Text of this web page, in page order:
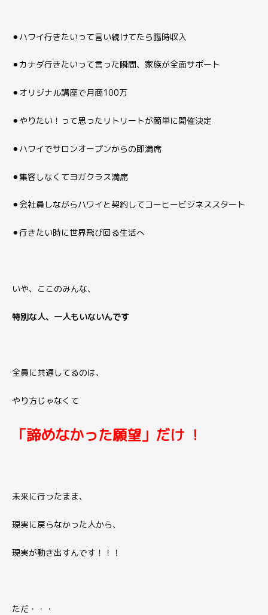
⚫︎ハワイ行きたいって言い続けてたら臨時収入
⚫︎カナダ行きたいって言った瞬間、家族が全面サポート
⚫︎オリジナル講座で月商100万
⚫︎やりたい！って思ったリトリートが簡単に開催決定
⚫︎ハワイでサロンオープンからの即満席
⚫︎集客しなくてヨガクラス満席
⚫︎会社員しながらハワイと契約してコーヒービジネススタート
⚫︎行きたい時に世界飛び回る生活へ
いや、ここのみんな、
特別な人、一人もいないんです
全員に共通してるのは、
やり方じゃなくて
「諦めなかった願望」だけ ！
未来に行ったまま、
現実に戻らなかった人から、
現実が動き出すんです！！！
ただ・・・